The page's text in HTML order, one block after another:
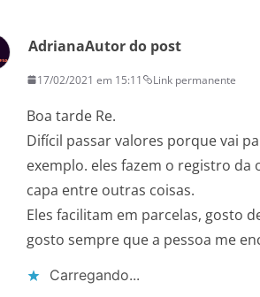
AdrianaAutor do post
17/02/2021 em 15:11 Link permanente
Boa tarde Re.
Difícil passar valores porque vai
exemplo. eles fazem o registro da
capa entre outras coisas.
Eles facilitam em parcelas, gosto
gosto sempre que a pessoa me
Carregando...